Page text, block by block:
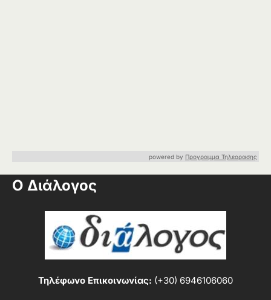
powered by Προγραμμα Τηλεορασης
Ο Διάλογος
Τηλέφωνο Επικοινωνίας: (+30) 6946106060